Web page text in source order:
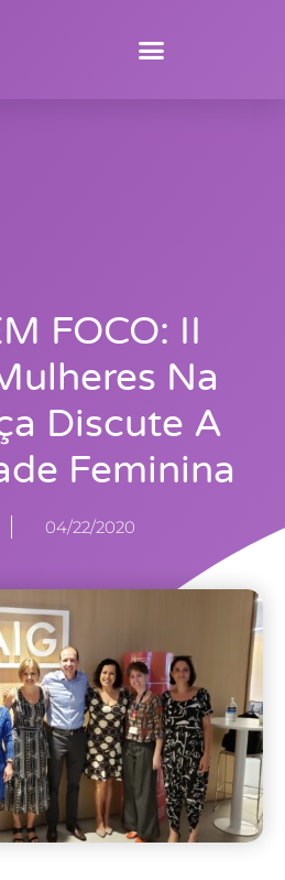
FOCO: II
Na
Discute A
Feminina
04/22/2020